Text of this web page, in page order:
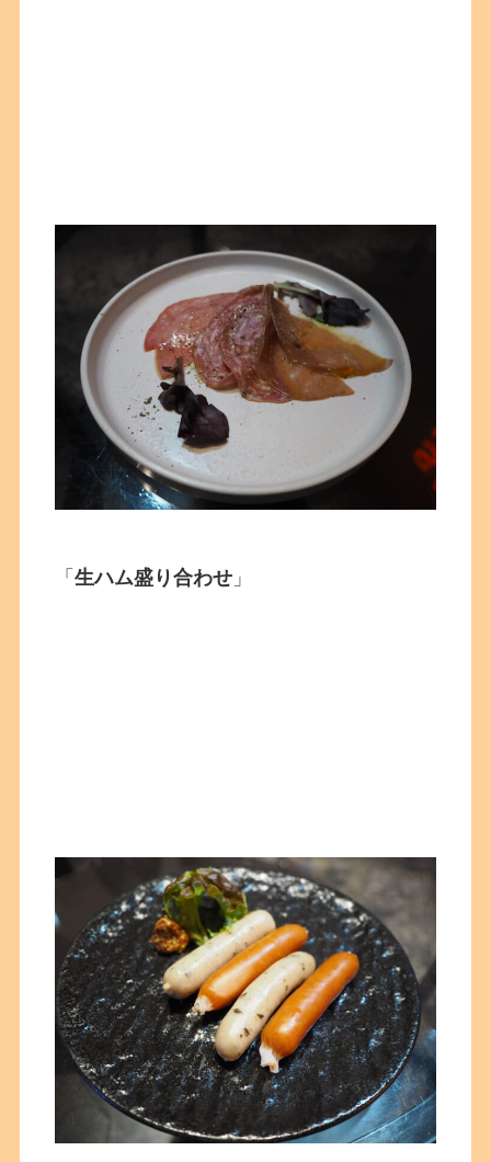
「生ハム盛り合わせ 」